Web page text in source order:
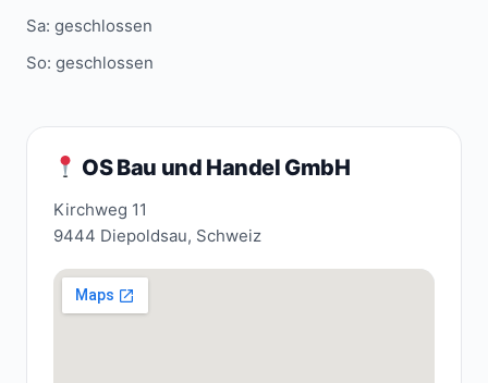
Sa: geschlossen
So: geschlossen
OS Bau und Handel GmbH
Kirchweg 11
9444 Diepoldsau, Schweiz